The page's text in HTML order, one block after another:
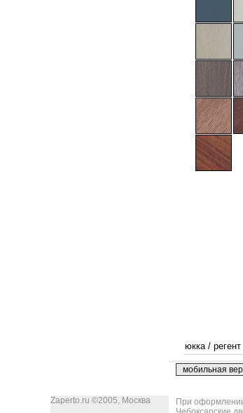
Zaperto.ru ©2005, Москва
юкка/ регент
При